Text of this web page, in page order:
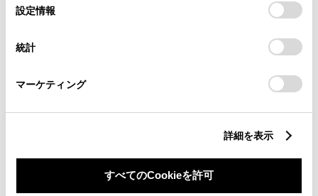
デバイスにすべてのCookie(クッキー)が保存されることに同
意したことになります。Cookie(クッキー)のオプトアウト、
設定の変更、同意を撤回したりするにあたっては、当社の
「Cookie（クッキー）情報の取り扱いについて
」をご覧くだ
設定情報
統計
マーケティング
詳細を表示
すべてのCookieを許可
カローラクロス HEV Z
検や今後の整備入庫が可能な方へ販売させていただき
327.2